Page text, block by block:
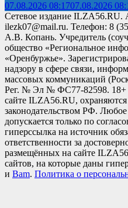
07.08.2026 08:1707.08.2026
Сетевое издание ILZA56.RU.
ilezk07@mail.ru. Телефон: 8
А.В. Копань. Учредитель
общество «Региональное
«Оренбуржье».
надзору в сфере связи,
массовых коммуникаций
Рег. № Эл № ФС77-82598. 18+
сайте ILZA56.RU, охраняются
законодательством РФ.
допускается только по
гиперссылка на источник
ответственности за
размещённых на сайте
сайтов, на которые даны
и Bam. Политика о